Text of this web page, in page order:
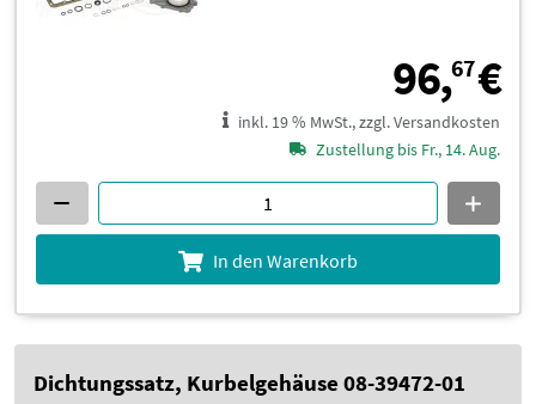
96,67€
inkl. 19 % MwSt., zzgl. Versandkosten
Zustellung bis Fr., 14. Aug.
In den Warenkorb
Dichtungssatz, Kurbelgehäuse 08-39472-01